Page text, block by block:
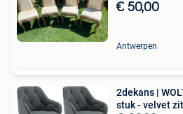
€ 50,00
Antwerpen
2dekans |
stuk - velvet